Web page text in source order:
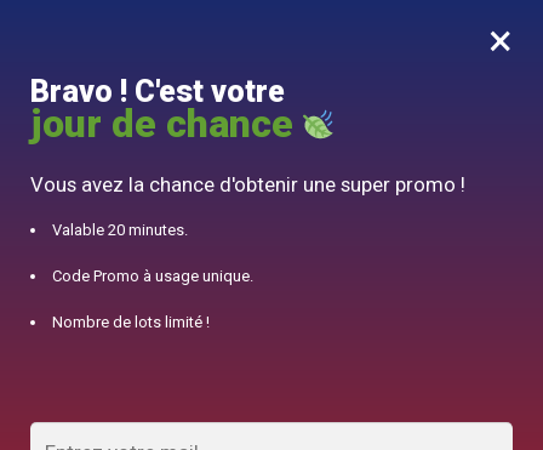
0
10% offert pour 50€ d’achats avec le code DJINN10
×
Bravo ! C'est votre
jour de chance
Vous avez la chance d'obtenir une super promo !
Valable 20 minutes.
Code Promo à usage unique.
Nombre de lots limité !